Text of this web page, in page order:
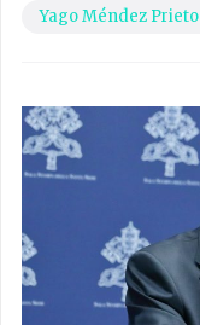
Yago Méndez Prieto